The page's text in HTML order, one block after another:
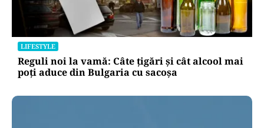
LIFESTYLE
Reguli noi la vamă: Câte țigări și cât alcool mai
poți aduce din Bulgaria cu sacoșa